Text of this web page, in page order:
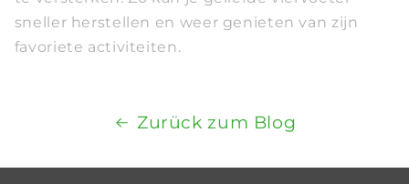
sneller herstellen en weer genieten van zijn
favoriete activiteiten.
Zurück zum Blog